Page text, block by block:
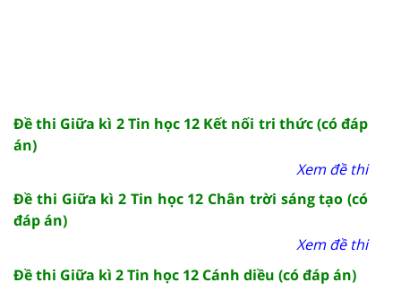
Đề thi Giữa kì 2 Tin học 12 Kết nối tri thức (có đáp
án)
Xem đề thi
Đề thi Giữa kì 2 Tin học 12 Chân trời sáng tạo (có
đáp án)
Xem đề thi
Đề thi Giữa kì 2 Tin học 12 Cánh diều (có đáp án)